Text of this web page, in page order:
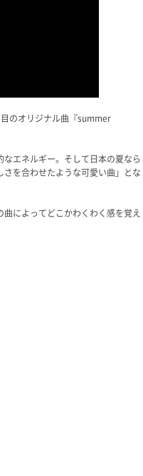
のオリジナル曲『summer
エネルギー。そして日本の夏なら
を合わせたような可愛い曲」とな
によってどこかわくわく感を覚え